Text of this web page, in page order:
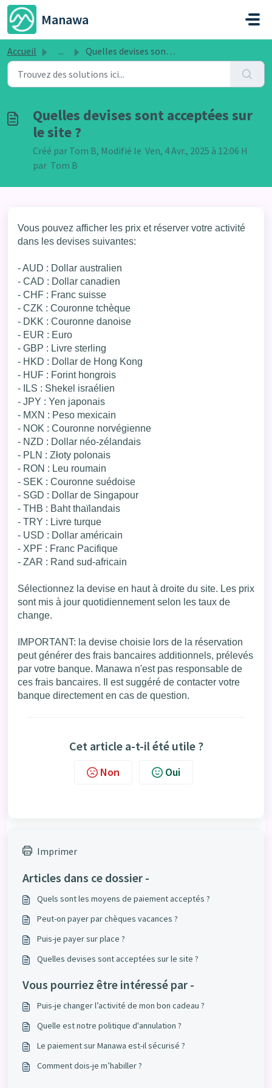
Passer au contenu principal
Manawa
Accueil ... Quelles devises sont acceptées sur le site ?
Quelles devises sont acceptées sur
le site ?
Créé par Tom B, Modifié le Ven, 4 Avr., 2025 à 12:06 H
par Tom B
Vous pouvez afficher les prix et réserver votre activité
dans les devises suivantes:
- AUD : Dollar australien
- CAD : Dollar canadien
- CHF : Franc suisse
- CZK : Couronne tchèque
- DKK : Couronne danoise
- EUR : Euro
- GBP : Livre sterling
- HKD : Dollar de Hong Kong
- HUF : Forint hongrois
- ILS : Shekel israélien
- JPY : Yen japonais
- MXN : Peso mexicain
- NOK : Couronne norvégienne
- NZD : Dollar néo-zélandais
- PLN : Złoty polonais
- RON : Leu roumain
- SEK : Couronne suédoise
- SGD : Dollar de Singapour
- THB : Baht thaïlandais
- TRY : Livre turque
- USD : Dollar américain
- XPF : Franc Pacifique
- ZAR : Rand sud-africain
Sélectionnez la devise en haut à droite du site. Les prix
sont mis à jour quotidiennement selon les taux de
change.
IMPORTANT: la devise choisie lors de la réservation
peut générer des frais bancaires additionnels, prélevés
par votre banque. Manawa n'est pas responsable de
ces frais bancaires. Il est suggéré de contacter votre
banque directement en cas de question.
Cet article a-t-il été utile ?
Non Oui
Imprimer
Articles dans ce dossier -
Quels sont les moyens de paiement acceptés ?
Peut-on payer par chèques vacances ?
Puis-je payer sur place ?
Quelles devises sont acceptées sur le site ?
Vous pourriez être intéressé par -
Puis-je changer l’activité de mon bon cadeau ?
Quelle est notre politique d'annulation ?
Le paiement sur Manawa est-il sécurisé ?
Comment dois-je m’habiller ?